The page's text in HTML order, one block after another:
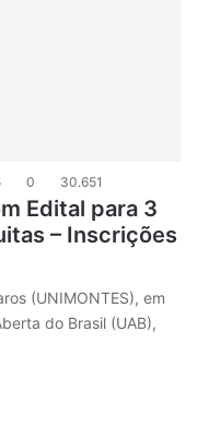
0 30.651
Edital para 3
– Inscrições
(UNIMONTES), em
do Brasil (UAB),